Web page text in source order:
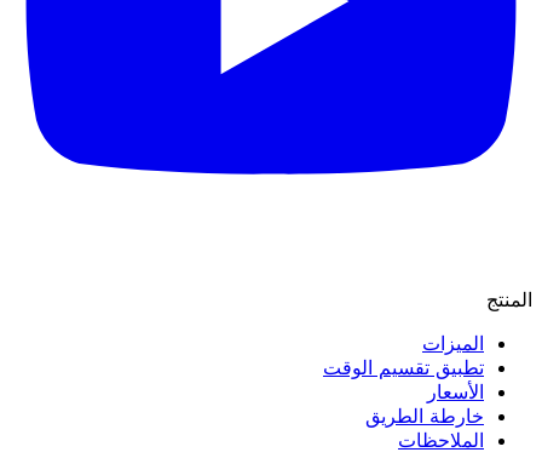
المنتج
الميزات
تطبيق تقسيم الوقت
الأسعار
خارطة الطريق
الملاحظات